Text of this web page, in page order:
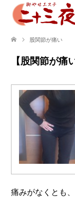
股関節が痛い
【股関節が痛
痛みがなくとも